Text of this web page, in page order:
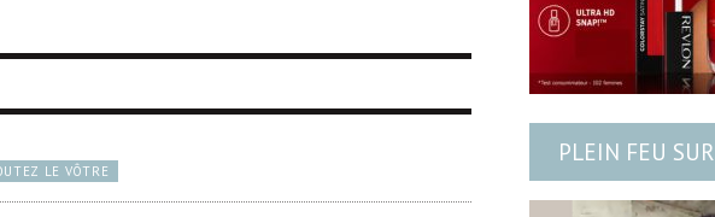
LE VÔTRE
PLEIN FEU SUR